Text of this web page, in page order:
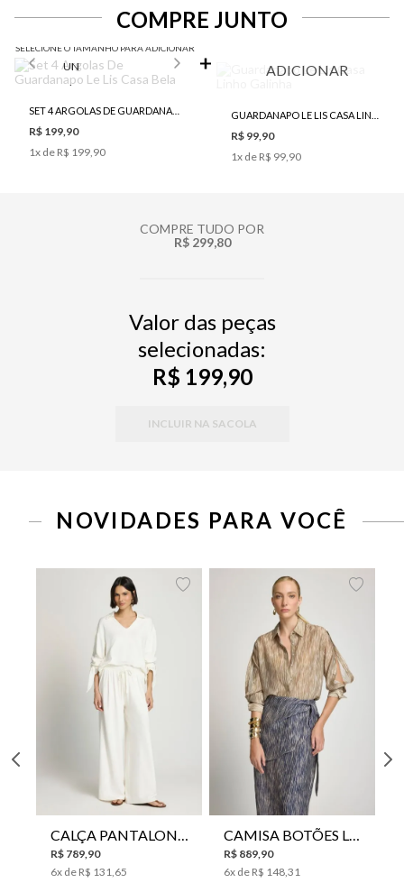
COMPRE JUNTO
SELECIONE O TAMANHO PARA ADICIONAR
UN
R$ 199,90
1x de R$ 199,90
ADICIONAR
R$ 99,90
1x de R$ 99,90
COMPRE TUDO POR
R$ 299,80
Valor das peças
selecionadas:
R$ 199,90
INCLUIR NA SACOLA
NOVIDADES PARA VOCÊ
R$ 789 90
6x de R$ 131 65
R$ 889 90
6x de R$ 148 31